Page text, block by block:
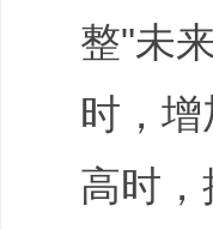
整"未
时，
高时